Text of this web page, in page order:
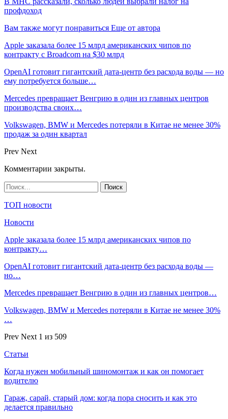
профдоход
Вам также могут понравиться Еще от автора
Apple заказала более 15 млрд американских чипов по
контракту с Broadcom на $30 млрд
OpenAI готовит гигантский дата-центр без расхода воды — но
ему потребуется больше…
Mercedes превращает Венгрию в один из главных центров
производства своих…
Volkswagen, BMW и Mercedes потеряли в Китае не менее 30%
продаж за один квартал
Prev Next
Комментарии закрыты.
ТОП новости
Новости
Apple заказала более 15 млрд американских чипов по
контракту…
OpenAI готовит гигантский дата-центр без расхода воды —
но…
Mercedes превращает Венгрию в один из главных центров…
Volkswagen, BMW и Mercedes потеряли в Китае не менее 30%
…
Prev Next 1 из 509
Статьи
Когда нужен мобильный шиномонтаж и как он помогает
водителю
Гараж, сарай, старый дом: когда пора сносить и как это
делается правильно